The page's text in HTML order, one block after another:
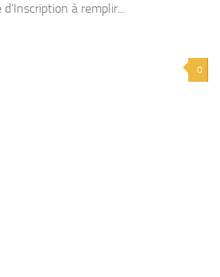
d’Inscription à remplir...
0